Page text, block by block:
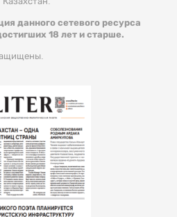
данного сетевого ресурса
18 лет и старше.